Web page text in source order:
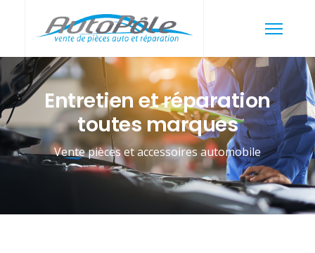
Entretien et réparation
toutes marques
Vente pièces et accessoires automobile